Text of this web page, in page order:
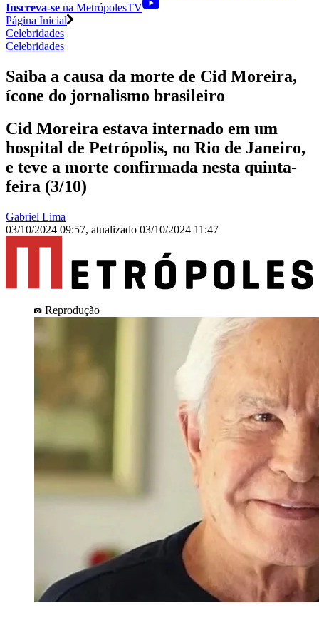
Inscreva-se na MetrópolesTV
Página Inicial
Celebridades
Celebridades
Saiba a causa da morte de Cid Moreira,
ícone do jornalismo brasileiro
Cid Moreira estava internado em um
hospital de Petrópolis, no Rio de Janeiro,
e teve a morte confirmada nesta quinta-
feira (3/10)
Gabriel Lima
03/10/2024 09:57, atualizado 03/10/2024 11:47
Reprodução